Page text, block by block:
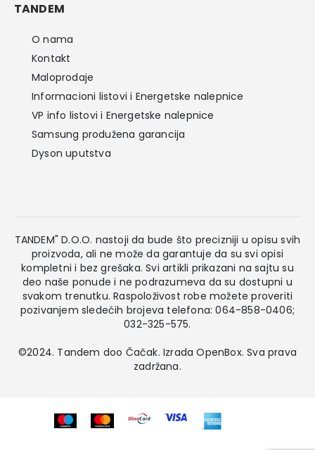
TANDEM
O nama
Kontakt
Maloprodaje
Informacioni listovi i Energetske nalepnice
VP info listovi i Energetske nalepnice
Samsung produžena garancija
Dyson uputstva
TANDEM" D.O.O. nastoji da bude što precizniji u opisu svih
proizvoda, ali ne može da garantuje da su svi opisi
kompletni i bez grešaka. Svi artikli prikazani na sajtu su
deo naše ponude i ne podrazumeva da su dostupni u
svakom trenutku. Raspoloživost robe možete proveriti
pozivanjem sledećih brojeva telefona: 064-858-0406;
032-325-575.
©2024. Tandem doo Čačak. IzradaOpenBox. Sva prava
zadržana.